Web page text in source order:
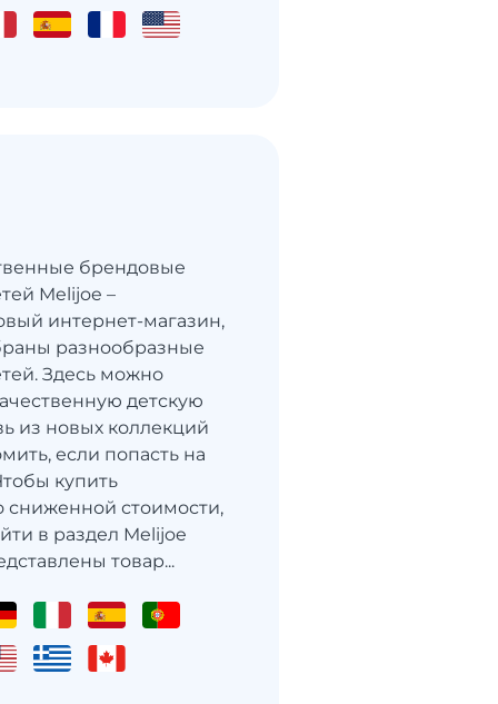
брендовые
Melijoe –
интернет-магазин,
разнообразные
Здесь можно
детскую
из новых коллекций
если попасть на
купить
сниженной стоимости,
в раздел Melijoe
товар...